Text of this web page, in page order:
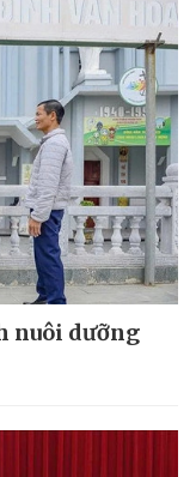
nuôi dưỡng